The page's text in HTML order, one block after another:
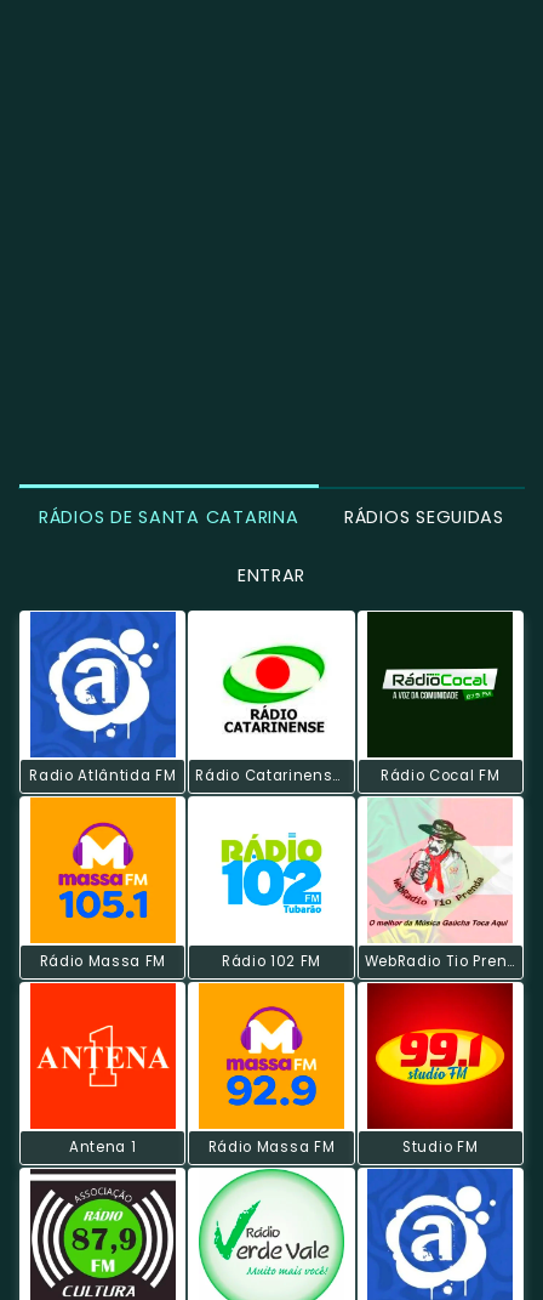
RÁDIOS DE SANTA CATARINA RÁDIOS SEGUIDAS
ENTRAR
Radio Atlântida FM Rádio Catarinense FM Rádio Cocal FM
Rádio Massa FM Rádio 102 FM WebRadio Tio Prenda
Antena 1 Rádio Massa FM Studio FM